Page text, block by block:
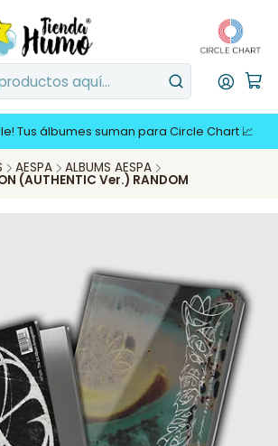
Tus álbumes suman para Circle Chart 📈
AESPA ALBUMS AESPA
(AUTHENTIC Ver.) RANDOM